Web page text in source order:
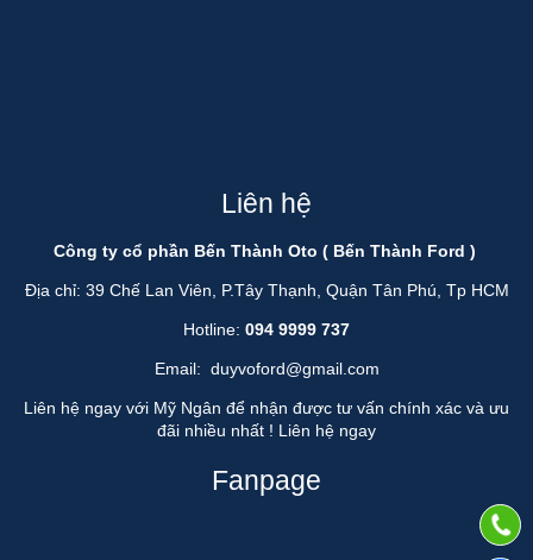
Liên hệ
Công ty cổ phần Bến Thành Oto ( Bến Thành Ford )
Địa chỉ: 39 Chế Lan Viên, P.Tây Thạnh, Quận Tân Phú, Tp HCM
Hotline: 094 9999 737
Email: duyvoford@gmail.com
Liên hệ ngay với Mỹ Ngân để nhận được tư vấn chính xác và ưu
đãi nhiều nhất ! Liên hệ ngay
Fanpage